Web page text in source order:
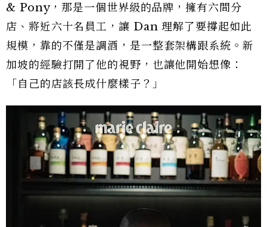
& Pony，那是一個世界級的品牌，擁有六間分
店、將近六十名員工，讓 Dan 理解了要撐起如此
規模，靠的不僅是調酒，是一整套架構跟系統。新
加坡的經驗打開了他的視野，也讓他開始想像：
「自己的店該長成什麼樣子？」